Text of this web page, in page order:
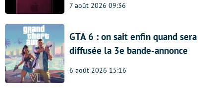
7 août 2026 09:36
GTA 6 : on sait enfin quand sera
diffusée la 3e bande-annonce
6 août 2026 15:16